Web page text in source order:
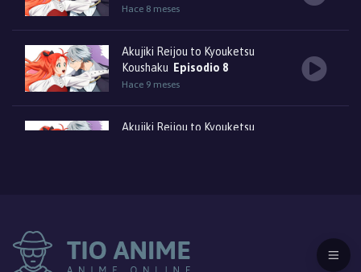
Hace 8 meses
Akujiki Reijou to Kyouketsu
Koushaku
Episodio 8
Hace 9 meses
Akujiki Reijou to Kyouketsu